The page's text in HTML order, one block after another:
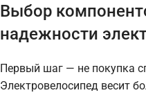
Выбор
надежности
Первый шаг — не покупка
Электровелосипед весит